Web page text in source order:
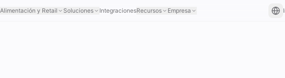
Alimentación y Retail Soluciones IntegracionesRecursos Empresa